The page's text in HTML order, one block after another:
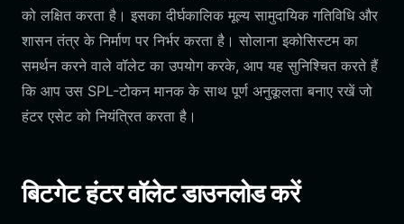
को लक्षित करता है। इसका दीर्घकालिक मूल्य सामुदायिक गतिविधि और
शासन तंत्र के निर्माण पर निर्भर करता है। सोलाना इकोसिस्टम का
समर्थन करने वाले वॉलेट का उपयोग करके, आप यह सुनिश्चित करते हैं
कि आप उस SPL-टोकन मानक के साथ पूर्ण अनुकूलता बनाए रखें जो
हंटर एसेट को नियंत्रित करता है।
बिटगेट हंटर वॉलेट डाउनलोड करें